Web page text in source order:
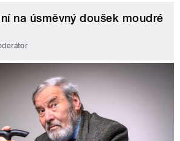
na úsměvný doušek moudré